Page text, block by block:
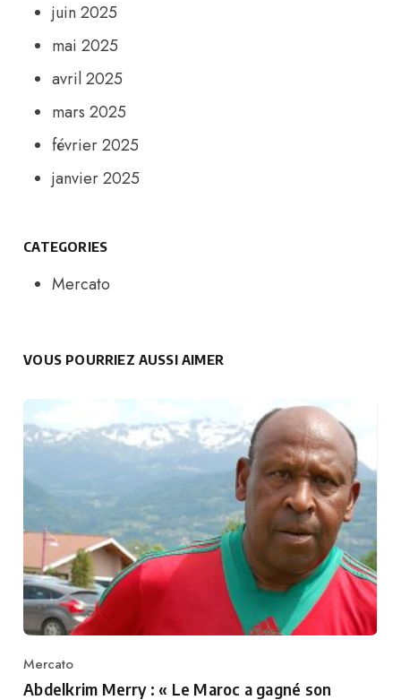
juin 2025
mai 2025
avril 2025
mars 2025
février 2025
janvier 2025
CATEGORIES
Mercato
VOUS POURRIEZ AUSSI AIMER
Category
Mercato
Abdelkrim Merry : « Le Maroc a gagné son